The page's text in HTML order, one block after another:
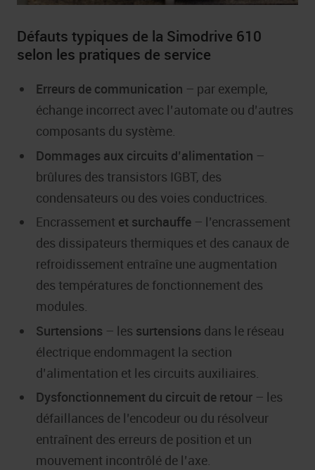
Défauts typiques de la Simodrive 610
selon les pratiques de service
Erreurs de communication – par exemple,
échange incorrect avec l’automate ou d’autres
composants du système.
Dommages aux circuits d’alimentation –
brûlures des transistors IGBT, des
condensateurs ou des voies conductrices.
Encrassement et surchauffe – l’encrassement
des dissipateurs thermiques et des canaux de
refroidissement entraîne une augmentation
des températures de fonctionnement des
modules.
Surtensions – les surtensions dans le réseau
électrique endommagent la section
d’alimentation et les circuits auxiliaires.
Dysfonctionnement du circuit de retour – les
défaillances de l’encodeur ou du résolveur
entraînent des erreurs de position et un
mouvement incontrôlé de l’axe.